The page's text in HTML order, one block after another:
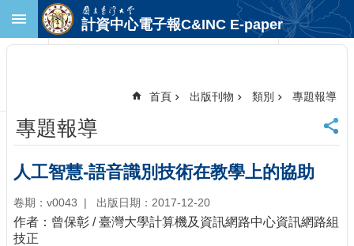
跳到主要內容區塊
首
頁
臺
大
首
頁
計
計資中心電子報C&INC E-paper
首頁 出版刊物 類別 專題報導
專題報導
人工智慧-語音識別技術在教學上的協助
卷期：v0043 出版日期：2017-12-20
作者：曾保彰 / 臺灣大學計算機及資訊網路中心資訊網路組
技正